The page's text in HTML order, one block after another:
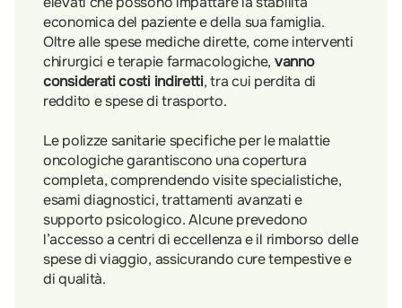
economica del paziente e della sua famiglia.
Oltre alle spese mediche dirette, come interventi
chirurgici e terapie farmacologiche, vanno
considerati costi indiretti, tra cui perdita di
reddito e spese di trasporto.
Le polizze sanitarie specifiche per le malattie
oncologiche garantiscono una copertura
completa, comprendendo visite specialistiche,
esami diagnostici, trattamenti avanzati e
supporto psicologico. Alcune prevedono
l’accesso a centri di eccellenza e il rimborso delle
spese di viaggio, assicurando cure tempestive e
di qualità.